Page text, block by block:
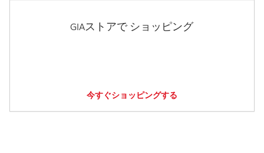
GIAストアで ショッピング
今すぐショッピングする